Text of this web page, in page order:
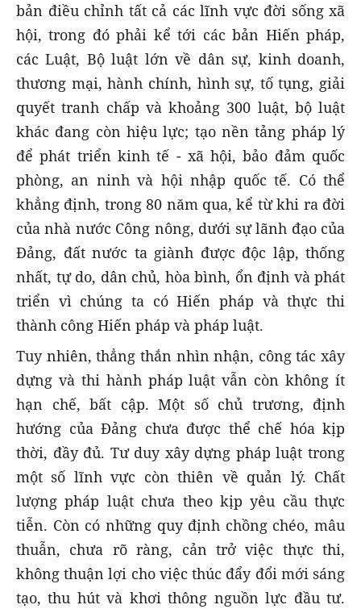
bản điều chỉnh tất cả các lĩnh vực đời sống xã
hội, trong đó phải kể tới các bản Hiến pháp,
các Luật, Bộ luật lớn về dân sự, kinh doanh,
thương mại, hành chính, hình sự, tố tụng, giải
quyết tranh chấp và khoảng 300 luật, bộ luật
khác đang còn hiệu lực; tạo nền tảng pháp lý
để phát triển kinh tế - xã hội, bảo đảm quốc
phòng, an ninh và hội nhập quốc tế. Có thể
khẳng định, trong 80 năm qua, kể từ khi ra đời
của nhà nước Công nông, dưới sự lãnh đạo của
Đảng, đất nước ta giành được độc lập, thống
nhất, tự do, dân chủ, hòa bình, ổn định và phát
triển vì chúng ta có Hiến pháp và thực thi
thành công Hiến pháp và pháp luật.
Tuy nhiên, thẳng thắn nhìn nhận, công tác xây
dựng và thi hành pháp luật vẫn còn không ít
hạn chế, bất cập. Một số chủ trương, định
hướng của Đảng chưa được thể chế hóa kịp
thời, đầy đủ. Tư duy xây dựng pháp luật trong
một số lĩnh vực còn thiên về quản lý. Chất
lượng pháp luật chưa theo kịp yêu cầu thực
tiễn. Còn có những quy định chồng chéo, mâu
thuẫn, chưa rõ ràng, cản trở việc thực thi,
không thuận lợi cho việc thúc đẩy đổi mới sáng
tạo, thu hút và khơi thông nguồn lực đầu tư.